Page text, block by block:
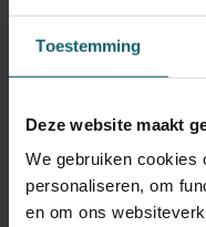
Toestemming
Deze website maakt
We gebruiken cookies
personaliseren, om
en om ons
Maak
Als je een van
wenst te zien,